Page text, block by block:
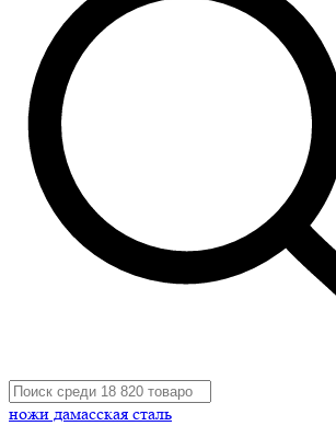
ножи дамасская сталь